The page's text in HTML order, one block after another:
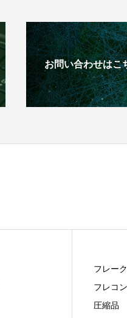
お問い合わせはこ
フレーク
フレコ
圧縮品